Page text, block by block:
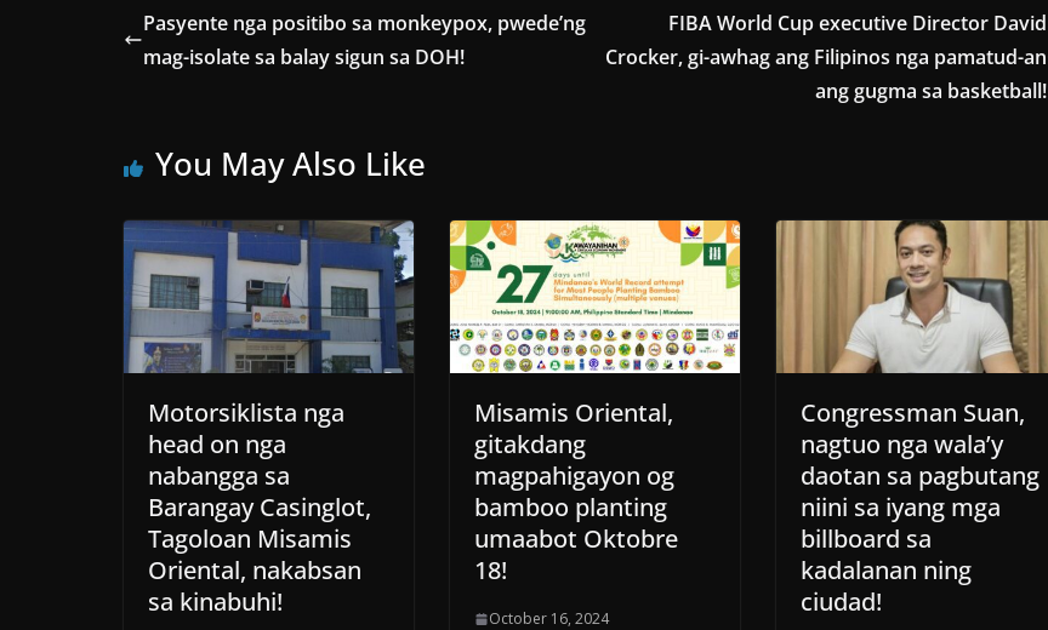
Pasyente nga positibo sa monkeypox, pwede’ng
mag-isolate sa balay sigun sa DOH!
FIBA World Cup executive Director David
Crocker, gi-awhag ang Filipinos nga pamatud-an
ang gugma sa basketball!
You May Also Like
Motorsiklista nga
head on nga
nabangga sa
Barangay Casinglot,
Tagoloan Misamis
Oriental, nakabsan
sa kinabuhi!
Misamis Oriental,
gitakdang
magpahigayon og
bamboo planting
umaabot Oktobre
18!
October 16, 2024
Congressman Suan,
nagtuo nga wala’y
daotan sa pagbutang
niini sa iyang mga
billboard sa
kadalanan ning
ciudad!